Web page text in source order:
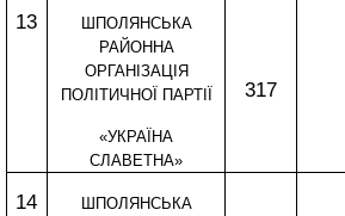
13
ШПОЛЯНСЬКА
РАЙОННА
ОРГАНІЗАЦІЯ
ПОЛІТИЧНОЇ ПАРТІЇ
«УКРАЇНА
СЛАВЕТНА»
317
14
ШПОЛЯНСЬКА